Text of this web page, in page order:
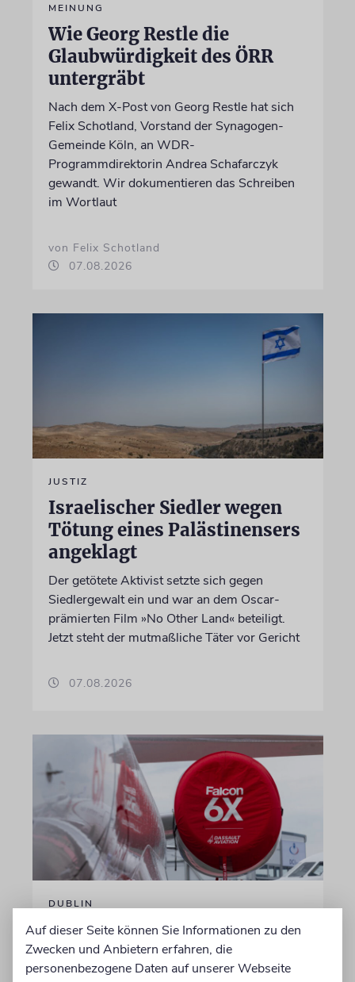
MEINUNG
Wie Georg Restle die
Glaubwürdigkeit des ÖRR
untergräbt
Nach dem X-Post von Georg Restle hat sich
Felix Schotland, Vorstand der Synagogen-
Gemeinde Köln, an WDR-
Programmdirektorin Andrea Schafarczyk
gewandt. Wir dokumentieren das Schreiben
im Wortlaut
von Felix Schotland
07.08.2026
JUSTIZ
Israelischer Siedler wegen
Tötung eines Palästinensers
angeklagt
Der getötete Aktivist setzte sich gegen
Siedlergewalt ein und war an dem Oscar-
prämierten Film »No Other Land« beteiligt.
Jetzt steht der mutmaßliche Täter vor Gericht
07.08.2026
DUBLIN
Wegen Israel-Boykott:
Irisches Regierungsflugzeug
kann nicht mehr im Nebel
Auf dieser Seite können Sie Informationen zu den
Zwecken und Anbietern erfahren, die
personenbezogene Daten auf unserer Webseite